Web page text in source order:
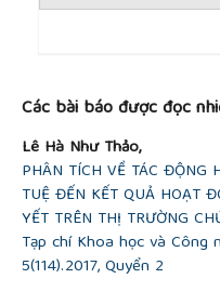
Các bài báo được đọc
Lê Hà Như Thảo,
PHÂN TÍCH VỀ TÁC ĐỘNG
TUỆ ĐẾN KẾT QUẢ HOẠT
YẾT TRÊN THỊ TRƯỜNG
Tạp chí Khoa học và Công
5(114).2017, Quyển 2